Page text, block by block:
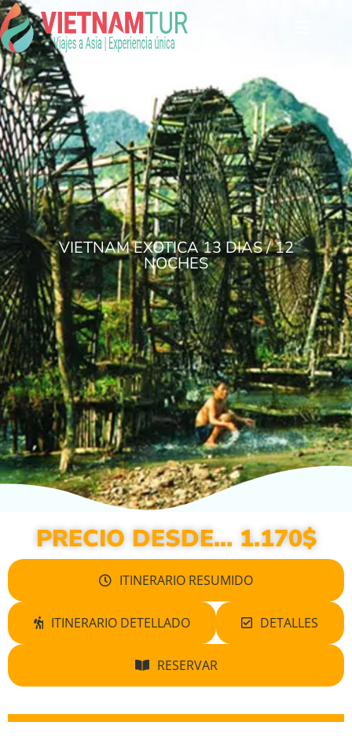
VIETNAM EXOTICA 13 DIAS / 12
NOCHES
PRECIO DESDE... 1.170$
ITINERARIO RESUMIDO
ITINERARIO DETELLADO DETALLES
RESERVAR